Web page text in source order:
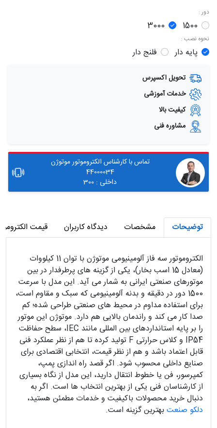
دور :
1500
3000
نحوه نصب :
پایه دار فلنج دار
تحویل اکسپرس
خدمات آموزشی
کیفیت بالا
مشاوره فنی
تماس با کارشناس الکتروموتور موتوژن
44000034
داخلی : 300
توضیحات مشخصات دیدگاه کاربران قیمت الکتروموتور 11 کیلووات سه فاز پوسته
الکتروموتور سه فاز آلومینیومی موتوژن با توان 11 کیلووات
(معادل 15 اسب بخار)، یکی از گزینه‌ های پرطرفدار در بین
موتورهای صنعتی ایرانی به شمار می‌ آید. این مدل با سرعت
1500 دور در دقیقه و بدنه‌ آلومینیومی که سبک و مقاوم است،
برای استفاده مداوم در محیط‌ های صنعتی طراحی شده؛ کم‌
صدا کار می‌ کند و راندمان بالایی هم دارد. موتوژن این موتور
را بر پایه استانداردهای بین‌ المللی مانند IEC، سطح حفاظت
IP54 و کلاس حرارتی F تولید کرده تا هم از نظر عملکرد فنی
قابل‌ اعتماد باشد و هم از نظر قیمت، انتخابی اقتصادی برای
صنایع داخلی محسوب شود. اگر قصد راه‌ اندازی پمپ،
کمپرسور، فن یا خطوط انتقال دارید، این مدل از نگاه بسیاری
از کارشناسان فنی یکی از بهترین انتخاب‌ ها است. اگر به
دنبال خرید محصولات باکیفیت و خدمات مطمئن هستید،
دلکو صنعتبهترین گزینه است.